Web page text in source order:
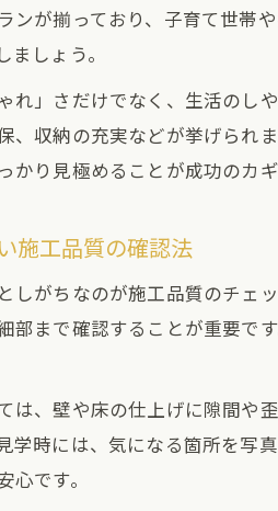
春日井
建売住
家族構
建売住宅な
建売住
施工不
子育て環境
建売住
ンが揃っており、子育て世帯
しょう。
れ」さだけでなく、生活のし
、収納の充実などが挙げられ
り見極めることが成功のカギ
施工品質の確認法
しがちなのが施工品質のチェ
部まで確認することが重要で
は、壁や床の仕上げに隙間や
学時には、気になる箇所を写
です。